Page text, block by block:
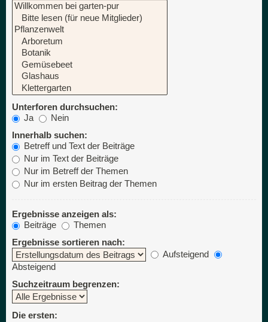
Unterforen durchsuchen:
Ja
Nein
Innerhalb suchen:
Betreff und Text der Beiträge
Nur im Text der Beiträge
Nur im Betreff der Themen
Nur im ersten Beitrag der Themen
Ergebnisse anzeigen als:
Beiträge
Themen
Ergebnisse sortieren nach:
Aufsteigend
Absteigend
Suchzeitraum begrenzen:
Die ersten: